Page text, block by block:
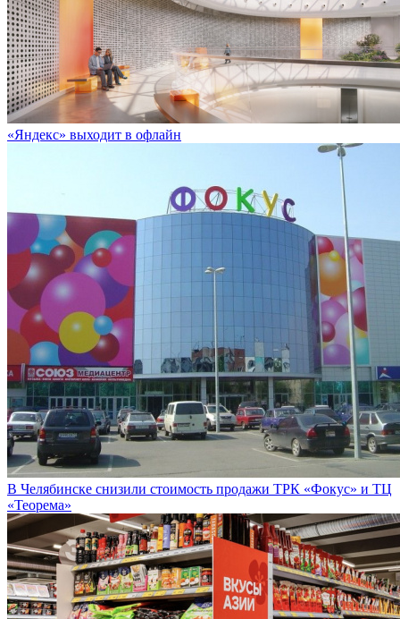
«Яндекс» выходит в офлайн
В Челябинске снизили стоимость продажи ТРК «Фокус» и ТЦ
«Теорема»